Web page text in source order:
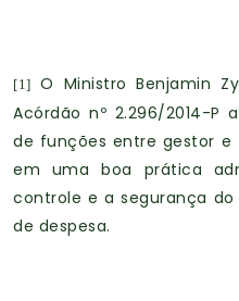
[1] O Ministro Benjamin
Acórdão nº 2.296/2014-P
de funções entre gestor
em uma boa prática
controle e a segurança
de despesa.